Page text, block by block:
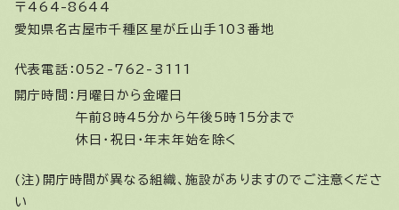
〒464-8644
愛知県名古屋市千種区星が丘山手103番地
代表電話： 052-762-3111
開庁時間： 月曜日から金曜日
午前8時45分から午後5時15分まで
休日・祝日・年末年始を除く
(注)開庁時間が異なる組織、施設がありますのでご注意くださ
い